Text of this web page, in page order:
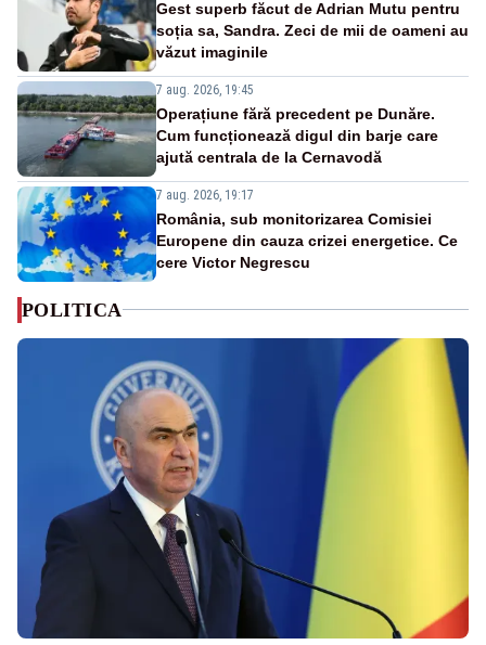
Gest superb făcut de Adrian Mutu pentru
soția sa, Sandra. Zeci de mii de oameni au
văzut imaginile
7 aug. 2026, 19:45
Operațiune fără precedent pe Dunăre.
Cum funcționează digul din barje care
ajută centrala de la Cernavodă
7 aug. 2026, 19:17
România, sub monitorizarea Comisiei
Europene din cauza crizei energetice. Ce
cere Victor Negrescu
POLITICA